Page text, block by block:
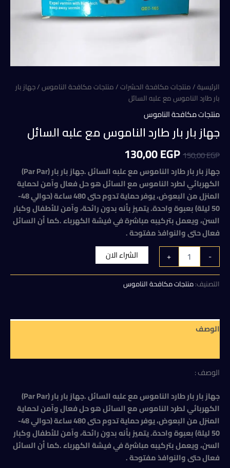
الرئيسية/منتجات مكافحة الحشرات/منتجات مكافحة الناموس/ جهاز بار
بار طارد الناموس مع علبه السائل
منتجات مكافحة الناموس
جهاز بار بار طارد الناموس مع علبه السائل
150,00EGP
السعر
الأصلي
هو:
150,00 EGP.
130,00EGP
الحالي
هو:
130,00 EGP.
جهاز بار بار طارد الناموس مع علبه السائل .جهاز بار بار (Par Par)
الكهربائي لطرد الناموس مع السائل هو حل فعال وآمن لحماية
المنزل من البعوض، يوفر حماية تدوم حتى 480 ساعة (حوالي 48-
50 ليلة) بعبوة واحدة. يتميز بأنه بدون رائحة، وآمن للأطفال وكبار
السن، ويعمل بتركيبه مباشرة في فيشة الكهرباء .كما أن السائل
فعال حتى والنوافذ مفتوحة .
-
كمية
جهاز
بار
بار
علبه
السائل
+ الشراء الان
التصنيف:منتجات مكافحة الناموس
الوصف
الوصف :
جهاز بار بار طارد الناموس مع علبه السائل .جهاز بار بار (Par Par)
الكهربائي لطرد الناموس مع السائل هو حل فعال وآمن لحماية
المنزل من البعوض، يوفر حماية تدوم حتى 480 ساعة (حوالي 48-
50 ليلة) بعبوة واحدة. يتميز بأنه بدون رائحة، وآمن للأطفال وكبار
السن، ويعمل بتركيبه مباشرة في فيشة الكهرباء .كما أن السائل
فعال حتى والنوافذ مفتوحة .